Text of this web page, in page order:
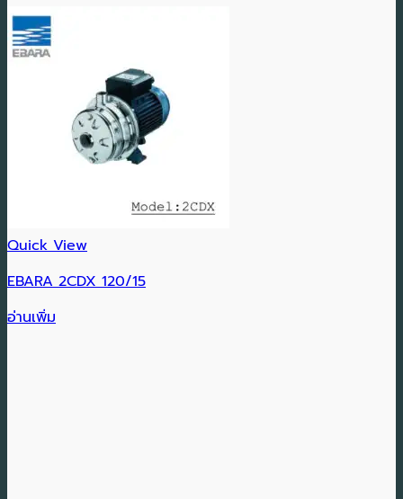
Quick View
EBARA 2CDX 120/15
อ่านเพิ่ม